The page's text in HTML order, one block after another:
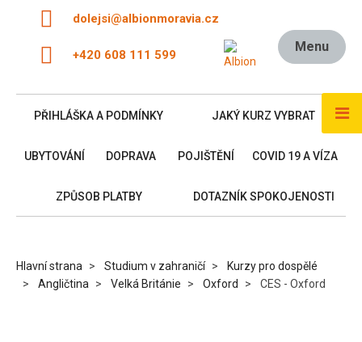
dolejsi@albionmoravia.cz
+420 608 111 599
Menu
PŘIHLÁŠKA A PODMÍNKY JAKÝ KURZ VYBRAT
UBYTOVÁNÍ DOPRAVA POJIŠTĚNÍ COVID 19 A VÍZA
ZPŮSOB PLATBY DOTAZNÍK SPOKOJENOSTI
Hlavní strana Studium v zahraničí
Kurzy pro dospělé
Angličtina
Velká Británie Oxford CES - Oxford